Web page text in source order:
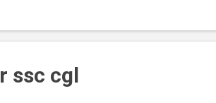
ssc cgl